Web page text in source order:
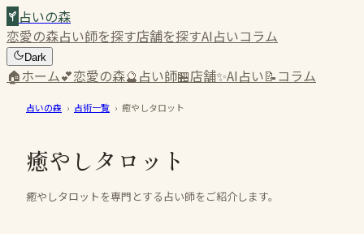
占いの森
恋愛の森占い師を探す店舗を探すAI占いコラム
Dark
🏠ホーム💕恋愛の森🔮占い師🏪店舗✨AI占い📝コラム
占いの森 › 占術一覧 › 癒やしタロット
癒やしタロット
癒やしタロットを専門とする占い師をご紹介します。